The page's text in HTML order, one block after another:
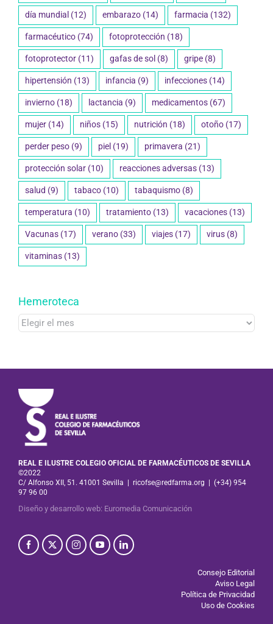
día mundial (12) embarazo (14) farmacia (132)
farmacéutico (74) fotoprotección (18)
fotoprotector (11) gafas de sol (8) gripe (8)
hipertensión (13) infancia (9) infecciones (14)
invierno (18) lactancia (9) medicamentos (67)
mujer (14) niños (15) nutrición (18) otoño (17)
perder peso (9) piel (19) primavera (21)
protección solar (10) reacciones adversas (13)
salud (9) tabaco (10) tabaquismo (8)
temperatura (10) tratamiento (13) vacaciones (13)
Vacunas (17) verano (33) viajes (17) virus (8)
vitaminas (13)
Hemeroteca
Hemeroteca
REAL E ILUSTRE COLEGIO OFICIAL DE FARMACÉUTICOS DE SEVILLA
©2022
C/ Alfonso XII, 51. 41001 Sevilla | ricofse@redfarma.org | (+34) 954
97 96 00
Diseño y desarrollo web: Euromedia Comunicación
Consejo Editorial
Aviso Legal
Política de Privacidad
Uso de Cookies